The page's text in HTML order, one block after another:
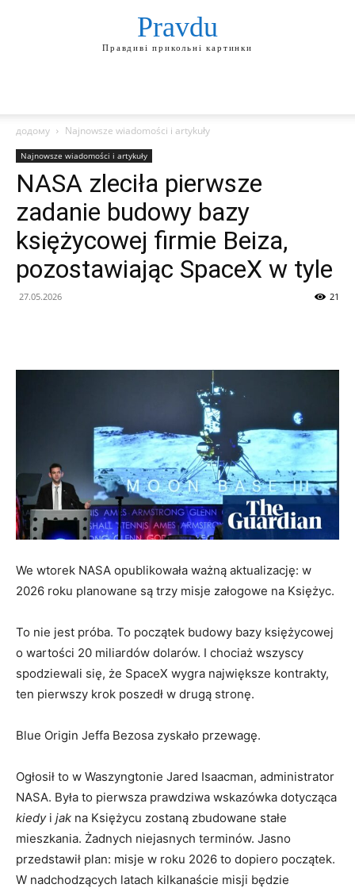
Pravdu
Правдиві прикольні картинки
додому Najnowsze wiadomości i artykuły
Najnowsze wiadomości i artykuły
NASA zleciła pierwsze
zadanie budowy bazy
księżycowej firmie Beiza,
pozostawiając SpaceX w tyle
27.05.2026 21
We wtorek NASA opublikowała ważną aktualizację: w
2026 roku planowane są trzy misje załogowe na Księżyc.
To nie jest próba. To początek budowy bazy księżycowej
o wartości 20 miliardów dolarów. I chociaż wszyscy
spodziewali się, że SpaceX wygra największe kontrakty,
ten pierwszy krok poszedł w drugą stronę.
Blue Origin Jeffa Bezosa zyskało przewagę.
Ogłosił to w Waszyngtonie Jared Isaacman, administrator
NASA. Była to pierwsza prawdziwa wskazówka dotycząca
kiedyi jak na Księżycu zostaną zbudowane stałe
mieszkania. Żadnych niejasnych terminów. Jasno
przedstawił plan: misje w roku 2026 to dopiero początek.
W nadchodzących latach kilkanaście misji będzie